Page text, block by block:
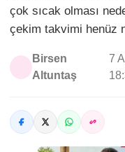
çok sıcak olması
çekim takvimi henüz
Birsen
Altuntaş
7